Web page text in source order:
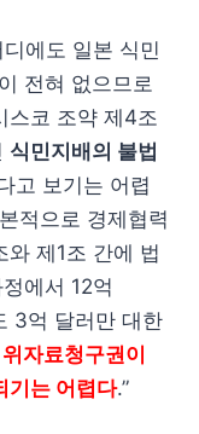
에도 일본 식민
전혀 없으므로
스코 조약 제4조
식민지배의 불법
고 보기는 어렵
적으로 경제협력
와 제1조 간에 법
에서 12억
3억 달러만 대한
자료청구권이
기는 어렵다.”